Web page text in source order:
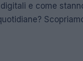
e come